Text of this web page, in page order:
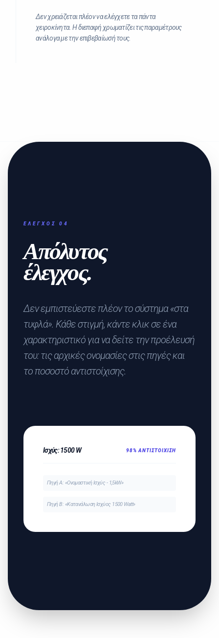
Δεν χρειάζεται πλέον να ελέγχετε τα πάντα
χειροκίνητα. Η διεπαφή χρωματίζει τις παραμέτρους
ανάλογα με την επιβεβαίωσή τους.
ΈΛΕΓΧΟΣ 04
Απόλυτος
έλεγχος.
Δεν εμπιστεύεστε πλέον το σύστημα «στα
τυφλά». Κάθε στιγμή, κάντε κλικ σε ένα
χαρακτηριστικό για να δείτε την προέλευσή
του: τις αρχικές ονομασίες στις πηγές και
το ποσοστό αντιστοίχισης.
Ισχύς: 1500 W 98% ΑΝΤΙΣΤΟΊΧΙΣΗ
Πηγή Α: «Ονομαστική Ισχύς - 1,5kW»
Πηγή Β: «Κατανάλωση Ισχύος 1500 Watt»